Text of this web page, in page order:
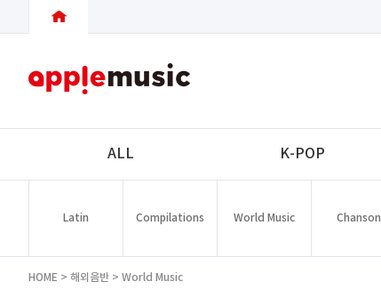
ALL K-POP
Latin Compilations World Music Chanson
HOME > 해외음반 > World Music